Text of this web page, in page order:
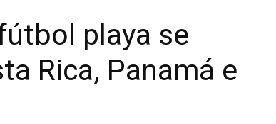
playa se
Rica, Panamá e